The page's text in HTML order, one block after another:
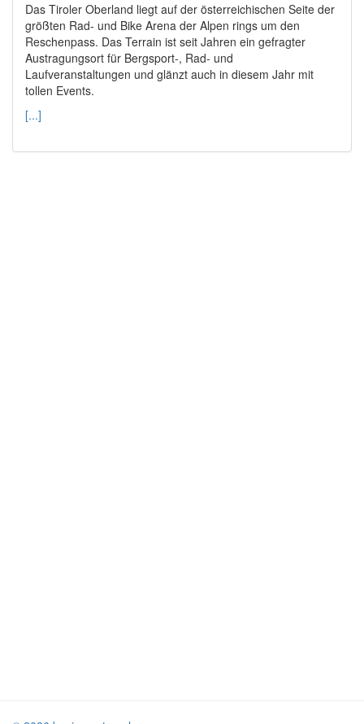
Das Tiroler Oberland liegt auf der österreichischen Seite der
größten Rad- und Bike Arena der Alpen rings um den
Reschenpass. Das Terrain ist seit Jahren ein gefragter
Austragungsort für Bergsport-, Rad- und
Laufveranstaltungen und glänzt auch in diesem Jahr mit
tollen Events.
[...]